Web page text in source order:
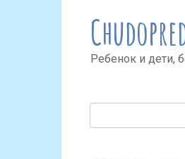
Ребенок и дети,